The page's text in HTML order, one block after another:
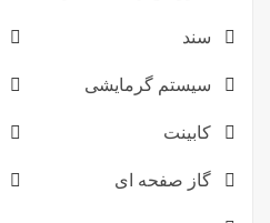
سند
سیستم گرمایشی
کابینت
گاز صفحه ای